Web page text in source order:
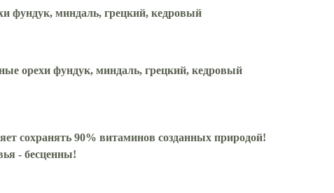
фундук, миндаль, грецкий, кедровый
орехи фундук, миндаль, грецкий, кедровый
сохранять 90% витаминов созданных природой!
- бесценны!